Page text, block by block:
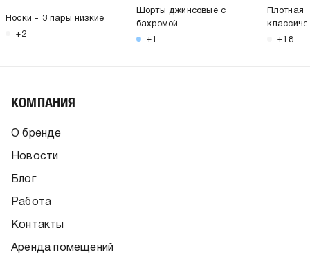
Носки - 3 пары низкие
+2
Шорты джинсовые с
бахромой
+1
Плотная
+18
КОМПАНИЯ
О бренде
Новости
Блог
Работа
Контакты
Аренда помещений